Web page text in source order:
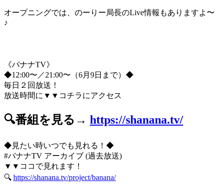
オープニングでは、のーりー局長のLive情報もありますよ〜
♪
《バナナTV》
◆12:00〜／21:00〜（6月9日まで）◆
毎日２回放送！
放送時間に▼▼コチラにアクセス
🔍番組を見る→ https://shanana.tv/
◆見たい時いつでも見れる！◆
#バナナTV アーカイブ (過去放送)
▼▼ココで見れます！
🔍 https://shanana.tv/project/banana/